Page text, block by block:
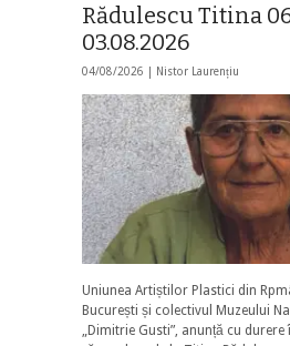
Rădulescu Titina
03.08.2026
04/08/2026 | Nistor Laurențiu
Uniunea Artiștilor Plastici din
București și colectivul Muzeului
„Dimitrie Gusti”, anunță cu